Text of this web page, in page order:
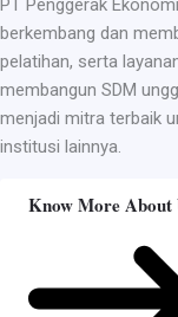
PT Penggerak
berkembang dan
pelatihan, serta
membangun SDM
menjadi mitra terbaik
institusi lainnya.
Know More About